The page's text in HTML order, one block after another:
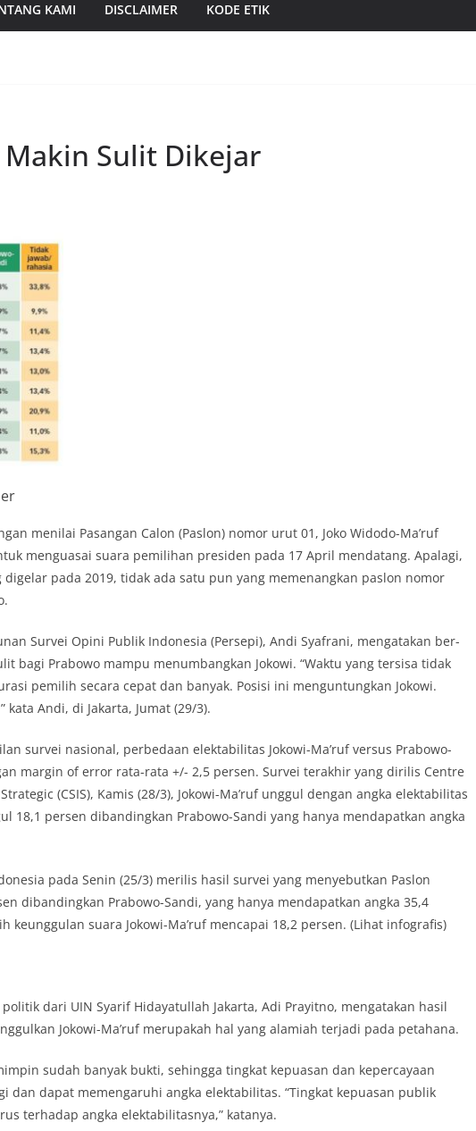
KAMI DISCLAIMER KODE ETIK
Makin Sulit Dikejar
menilai Pasangan Calon (Paslon) nomor urut 01, Joko Widodo-Ma’ruf
menguasai suara pemilihan presi­den pada 17 April mendatang. Apalagi,
pada 2019, tidak ada satu pun yang me­menangkan paslon nomor
Survei Opini Pub­lik Indonesia (Persepi), Andi Syafrani, mengatakan ber­
bagi Prabowo mampu menumbangkan Jokowi. “Waktu yang tersisa tidak
pemilih secara cepat dan ba­nyak. Posisi ini menguntungkan Jokowi.
Andi, di Jakarta, Jumat (29/3).
survei nasional, per­bedaan elektabilitas Jokowi-Ma’ruf versus Prabowo-
margin of error rata-rata +/- 2,5 persen. Survei terakhir yang dirilis Centre
(CSIS), Kamis (28/3), Jokowi-Ma’ruf unggul dengan angka elektabilitas
18,1 persen dibandingkan Prabowo-Sandi yang hanya mendapatkan angka
pada Senin (25/3) merilis hasil survei yang menyebutkan Paslon
dibandingkan Prabowo-Sandi, yang hanya mendapatkan angka 35,4
keunggulan suara Jokowi-Ma’ruf mencapai 18,2 persen. (Lihat infografis)
dari UIN Syarif Hidayatullah Jakarta, Adi Prayitno, mengatakan hasil
Jokowi-Ma’ruf meru­pakah hal yang alamiah terjadi pada petahana.
sudah banyak bukti, sehingga tingkat kepuasan dan kepercayaan
dan dapat memengaruhi angka elektabilitas. “Tingkat kepuasan publik
terhadap angka elektabilitasnya,” katanya.